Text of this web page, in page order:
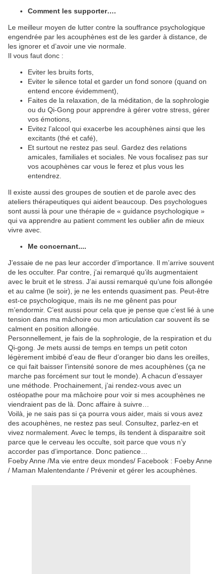
Comment les supporter….
Le meilleur moyen de lutter contre la souffrance psychologique
engendrée par les acouphènes est de les garder à distance, de
les ignorer et d’avoir une vie normale.
Il vous faut donc :
Eviter les bruits forts,
Eviter le silence total et garder un fond sonore (quand on
entend encore évidemment),
Faites de la relaxation, de la méditation, de la sophrologie
ou du Qi-Gong pour apprendre à gérer votre stress, gérer
vos émotions,
Evitez l’alcool qui exacerbe les acouphènes ainsi que les
excitants (thé et café),
Et surtout ne restez pas seul. Gardez des relations
amicales, familiales et sociales. Ne vous focalisez pas sur
vos acouphènes car vous le ferez et plus vous les
entendrez.
Il existe aussi des groupes de soutien et de parole avec des
ateliers thérapeutiques qui aident beaucoup. Des psychologues
sont aussi là pour une thérapie de « guidance psychologique »
qui va apprendre au patient comment les oublier afin de mieux
vivre avec.
Me concernant....
J’essaie de ne pas leur accorder d’importance. Il m’arrive souvent
de les occulter. Par contre, j’ai remarqué qu’ils augmentaient
avec le bruit et le stress. J’ai aussi remarqué qu’une fois allongée
et au calme (le soir), je ne les entends quasiment pas. Peut-être
est-ce psychologique, mais ils ne me gênent pas pour
m’endormir. C’est aussi pour cela que je pense que c’est lié à une
tension dans ma mâchoire ou mon articulation car souvent ils se
calment en position allongée.
Personnellement, je fais de la sophrologie, de la respiration et du
Qi-gong. Je mets aussi de temps en temps un petit coton
légèrement imbibé d’eau de fleur d’oranger bio dans les oreilles,
ce qui fait baisser l’intensité sonore de mes acouphènes (ça ne
marche pas forcément sur tout le monde). A chacun d’essayer
une méthode. Prochainement, j’ai rendez-vous avec un
ostéopathe pour ma mâchoire pour voir si mes acouphènes ne
viendraient pas de là. Donc affaire à suivre…
Voilà, je ne sais pas si ça pourra vous aider, mais si vous avez
des acouphènes, ne restez pas seul. Consultez, parlez-en et
vivez normalement. Avec le temps, ils tendent à disparaitre soit
parce que le cerveau les occulte, soit parce que vous n’y
accorder pas d’importance. Donc patience…
Foeby Anne /Ma vie entre deux mondes/ Facebook : Foeby Anne
/ Maman Malentendante / Prévenir et gérer les acouphènes.